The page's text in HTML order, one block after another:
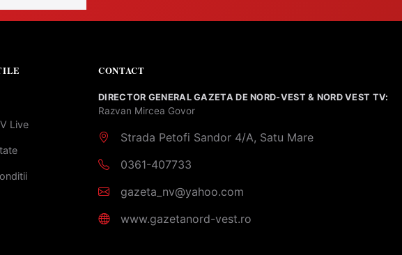
Live
CONTACT
DIRECTOR GENERAL GAZETA DE NORD-VEST & NORD VEST TV:
Razvan Mircea Govor
Strada Petofi Sandor 4/A, Satu Mare
0361-407733
gazeta_nv@yahoo.com
www.gazetanord-vest.ro